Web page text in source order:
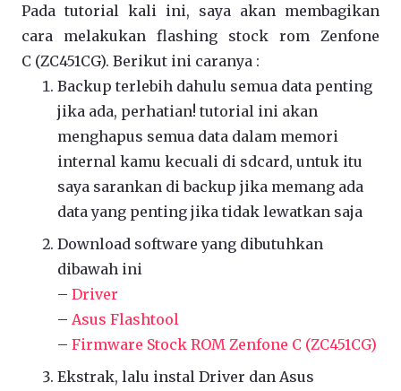
Pada tutorial kali ini, saya akan membagikan
cara melakukan flashing stock rom Zenfone
C (ZC451CG). Berikut ini caranya :
Backup terlebih dahulu semua data penting
jika ada, perhatian! tutorial ini akan
menghapus semua data dalam memori
internal kamu kecuali di sdcard, untuk itu
saya sarankan di backup jika memang ada
data yang penting jika tidak lewatkan saja
Download software yang dibutuhkan
dibawah ini
– Driver
– Asus Flashtool
– Firmware Stock ROM Zenfone C (ZC451CG)
Ekstrak, lalu instal Driver dan Asus